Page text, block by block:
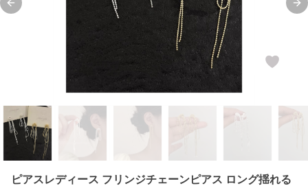
Previous slide
ピアスレディース フリンジチェーンピアス ロング揺れる